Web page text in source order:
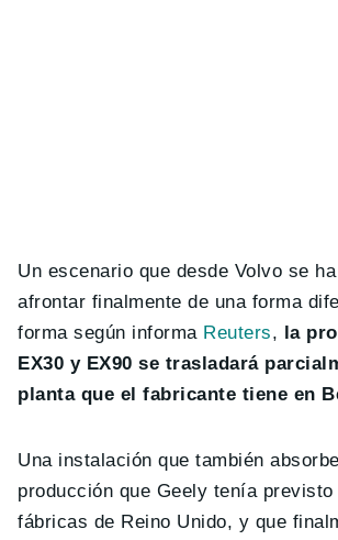
Un escenario que desde Volvo se
afrontar finalmente de una forma
forma según informa Reuters, la
EX30 y EX90 se trasladará
planta que el fabricante tiene en
Una instalación que también
producción que Geely tenía
fábricas de Reino Unido, y que